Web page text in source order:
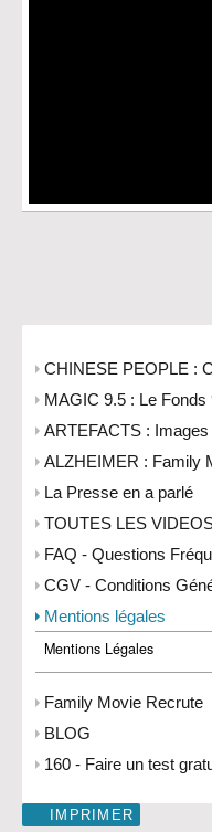
CHINESE PEOPLE :
MAGIC 9.5 : Le Fonds
ARTEFACTS : Images
ALZHEIMER : Family
La Presse en a parlé
TOUTES LES
FAQ - Questions
CGV - Conditions
Mentions légales
Mentions Légales
Family Movie Recrute
BLOG
160 - Faire un test
IMPRIMER